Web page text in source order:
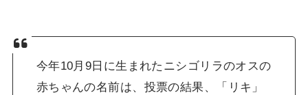
今年10月9日に生まれたニシゴリラのオスの
赤ちゃんの名前は、投票の結果、「リキ」